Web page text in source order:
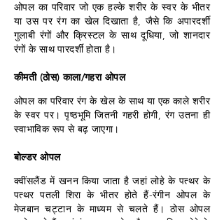
ओपल का परिवार जो एक हल्के शरीर के स्वर के भीतर
या उस पर रंग का खेल दिखाता है, जैसे कि अपारदर्शी
गुलाबी रंगों और क्रिस्टल के साथ दूधिया, जो शानदार
रंगों के साथ पारदर्शी होता है।
कीमती (ठोस) काला/गहरा ओपल
ओपल का परिवार रंग के खेल के साथ या एक काले शरीर
के स्वर पर। पृष्ठभूमि जितनी गहरी होगी, रंग उतना ही
स्वाभाविक रूप से बढ़ जाएगा।
बोल्डर ओपल
क्वींसलैंड में खनन किया जाता है जहां लोहे के पत्थर के
पत्थर पतली शिरा के भीतर होते हैं-रंगीन ओपल के
मेजबान चट्टान के माध्यम से चलते हैं। ठोस ओपल